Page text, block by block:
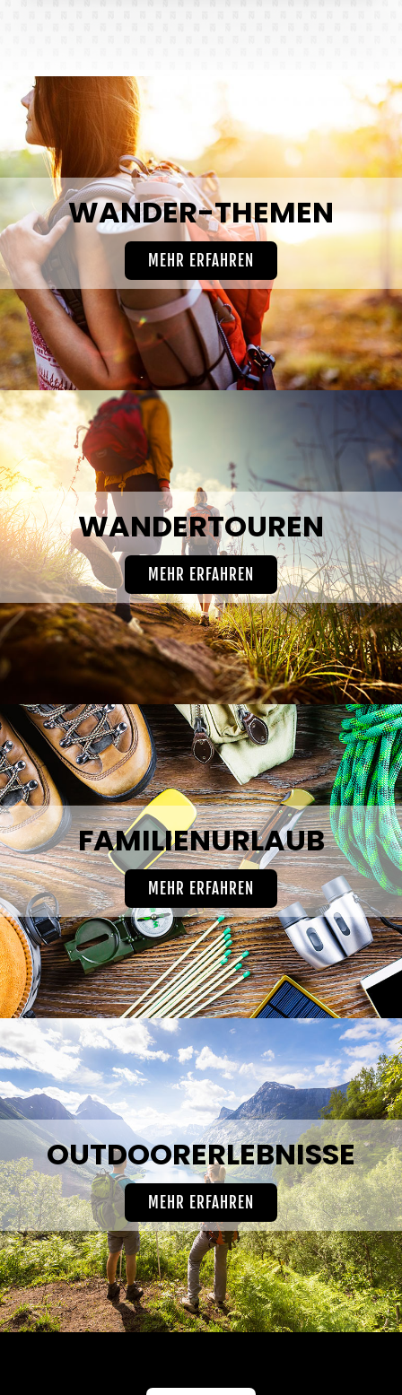
WANDER-THEMEN
MEHR ERFAHREN
WANDERTOUREN
MEHR ERFAHREN
FAMILIENURLAUB
MEHR ERFAHREN
OUTDOORERLEBNISSE
MEHR ERFAHREN